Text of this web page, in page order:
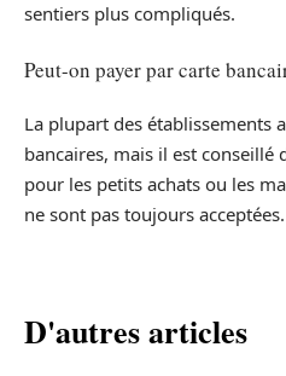
sentiers plus compliqués.
Peut-on payer par carte
La plupart des établissements
bancaires, mais il est conseillé
pour les petits achats ou les
ne sont pas toujours acceptées.
D'autres articles